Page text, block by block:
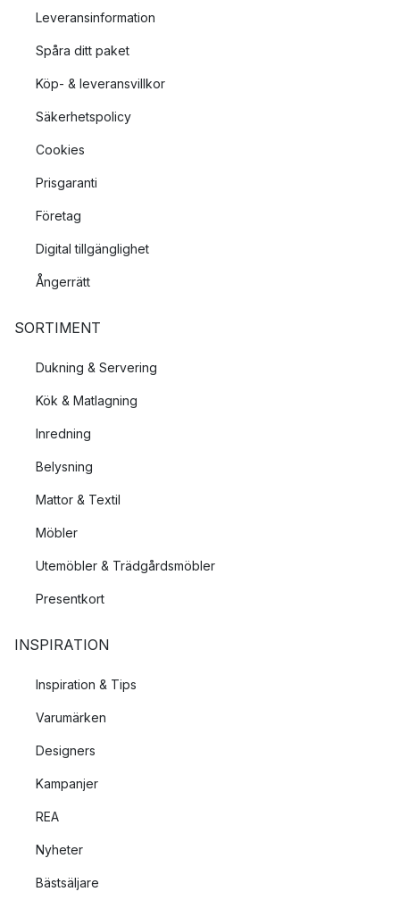
Leveransinformation
Spåra ditt paket
Köp- & leveransvillkor
Säkerhetspolicy
Cookies
Prisgaranti
Företag
Digital tillgänglighet
Ångerrätt
SORTIMENT
Dukning & Servering
Kök & Matlagning
Inredning
Belysning
Mattor & Textil
Möbler
Utemöbler & Trädgårdsmöbler
Presentkort
INSPIRATION
Inspiration & Tips
Varumärken
Designers
Kampanjer
REA
Nyheter
Bästsäljare